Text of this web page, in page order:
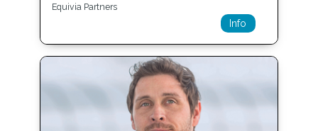
Equivia Partners
Info